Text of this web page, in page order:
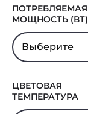
ПОТРЕБЛЯЕМАЯ
МОЩНОСТЬ (ВТ)
Выберите
ЦВЕТОВАЯ
ТЕМПЕРАТУРА